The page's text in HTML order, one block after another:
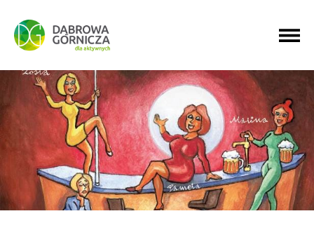
PRZEJDŹ DO MENU GŁÓWNEGO
PRZEJDŹ DO WYSZUKIWARKI
PRZEJDŹ DO TREŚCI